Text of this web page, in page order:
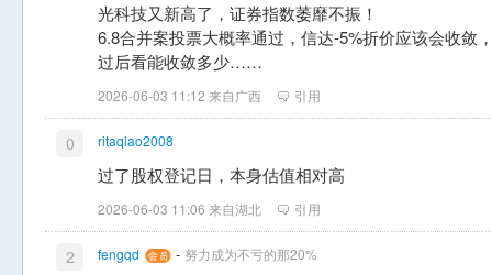
光科技又新高了，证券指数萎靡不振！
6.8合并案投票大概率通过，信达-5%折价应该会收敛
过后看能收敛多少……
2026-06-03 11:12 来自广西 引用
0 ritaqiao2008
过了股权登记日，本身估值相对高
2026-06-03 11:06 来自湖北 引用
2 fengqd - 努力成为不亏的那20%